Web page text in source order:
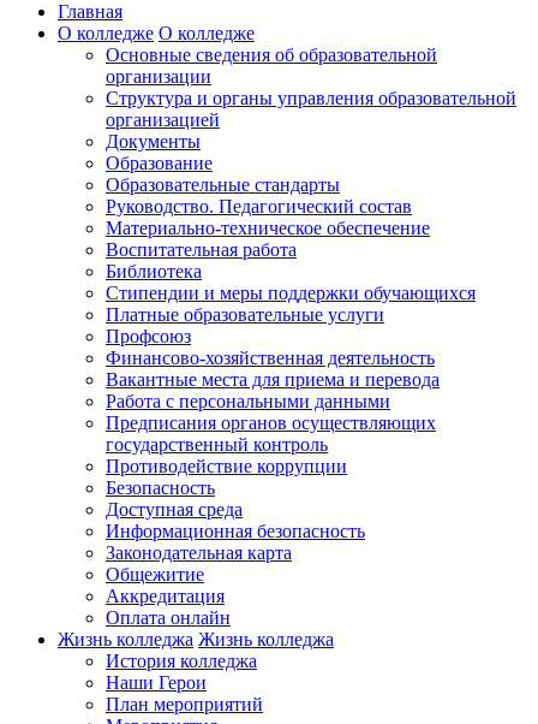
Главная
О колледже О колледже
Основные сведения об образовательной
организации
Структура и органы управления образовательной
организацией
Документы
Образование
Образовательные стандарты
Руководство. Педагогический состав
Материально-техническое обеспечение
Воспитательная работа
Библиотека
Стипендии и меры поддержки обучающихся
Платные образовательные услуги
Профсоюз
Финансово-хозяйственная деятельность
Вакантные места для приема и перевода
Работа с персональными данными
Предписания органов осуществляющих
государственный контроль
Противодействие коррупции
Безопасность
Доступная среда
Информационная безопасность
Законодательная карта
Общежитие
Аккредитация
Оплата онлайн
Жизнь колледжа Жизнь колледжа
История колледжа
Наши Герои
План мероприятий